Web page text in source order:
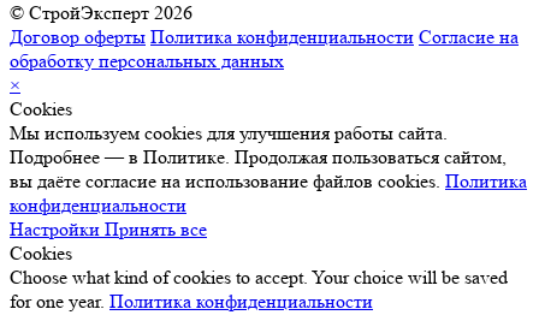
© СтройЭксперт 2026
Договор оферты Политика конфиденциальности Согласие на
обработку персональных данных
×
Cookies
Мы используем cookies для улучшения работы сайта.
Подробнее — в Политике. Продолжая пользоваться сайтом,
вы даёте согласие на использование файлов cookies. Политика
конфиденциальности
Настройки Принять все
Cookies
Choose what kind of cookies to accept. Your choice will be saved
for one year. Политика конфиденциальности